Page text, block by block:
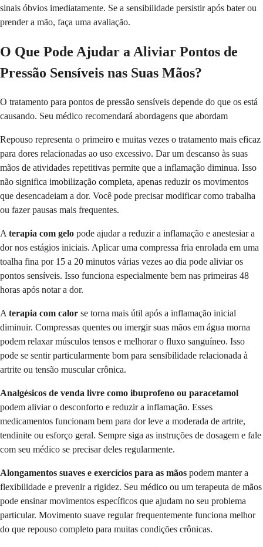
sinais óbvios imediatamente. Se a sensibilidade persistir após bater ou
prender a mão, faça uma avaliação.
O Que Pode Ajudar a Aliviar Pontos de
Pressão Sensíveis nas Suas Mãos?
O tratamento para pontos de pressão sensíveis depende do que os está
causando. Seu médico recomendará abordagens que abordam
Repouso representa o primeiro e muitas vezes o tratamento mais eficaz
para dores relacionadas ao uso excessivo. Dar um descanso às suas
mãos de atividades repetitivas permite que a inflamação diminua. Isso
não significa imobilização completa, apenas reduzir os movimentos
que desencadeiam a dor. Você pode precisar modificar como trabalha
ou fazer pausas mais frequentes.
A terapia com gelo pode ajudar a reduzir a inflamação e anestesiar a
dor nos estágios iniciais. Aplicar uma compressa fria enrolada em uma
toalha fina por 15 a 20 minutos várias vezes ao dia pode aliviar os
pontos sensíveis. Isso funciona especialmente bem nas primeiras 48
horas após notar a dor.
A terapia com calor se torna mais útil após a inflamação inicial
diminuir. Compressas quentes ou imergir suas mãos em água morna
podem relaxar músculos tensos e melhorar o fluxo sanguíneo. Isso
pode se sentir particularmente bom para sensibilidade relacionada à
artrite ou tensão muscular crônica.
Analgésicos de venda livre como ibuprofeno ou paracetamol
podem aliviar o desconforto e reduzir a inflamação. Esses
medicamentos funcionam bem para dor leve a moderada de artrite,
tendinite ou esforço geral. Sempre siga as instruções de dosagem e fale
com seu médico se precisar deles regularmente.
Alongamentos suaves e exercícios para as mãos podem manter a
flexibilidade e prevenir a rigidez. Seu médico ou um terapeuta de mãos
pode ensinar movimentos específicos que ajudam no seu problema
particular. Movimento suave regular frequentemente funciona melhor
do que repouso completo para muitas condições crônicas.